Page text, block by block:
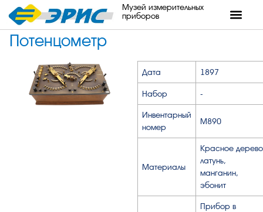
Музей измерительных
приборов
Потенцометр
Дата 1897
Набор -
Инвентарный
номер
М890
Материалы
Красное
латунь,
манганин,
эбонит
Прибор в